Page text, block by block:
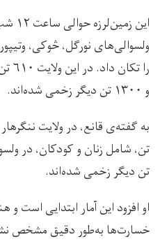
این
ولسوالی‌های نورگل، څوکی،
را
و ۱۳۰۰ تن دیگر زخمی شده‌اند.
تن دیگر زخمی شده‌اند.
او افزود این آمار ابتدایی است و
خسارت‌ها به‌طور دقیق مشخص